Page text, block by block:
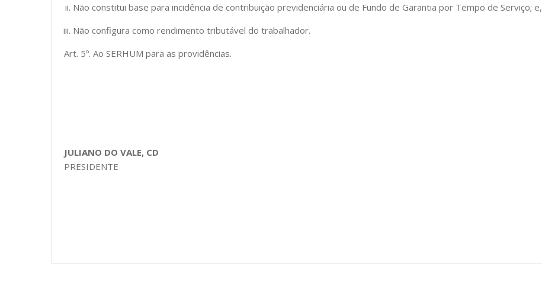
Não constitui base para incidência de contribuição previdenciária ou de Fundo de Garantia por Tempo de Serviço; e,
Não configura como rendimento tributável do trabalhador.
Art. 5º. Ao SERHUM para as providências.
JULIANO DO VALE, CD
PRESIDENTE